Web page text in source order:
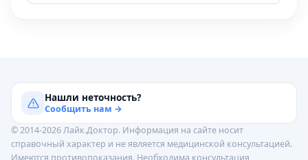
Нашли неточность?
Сообщить нам →
© 2014-2026 Лайк.Доктор. Информация на сайте носит
справочный характер и не является медицинской консультацией.
Имеются противопоказания. Необходима консультация